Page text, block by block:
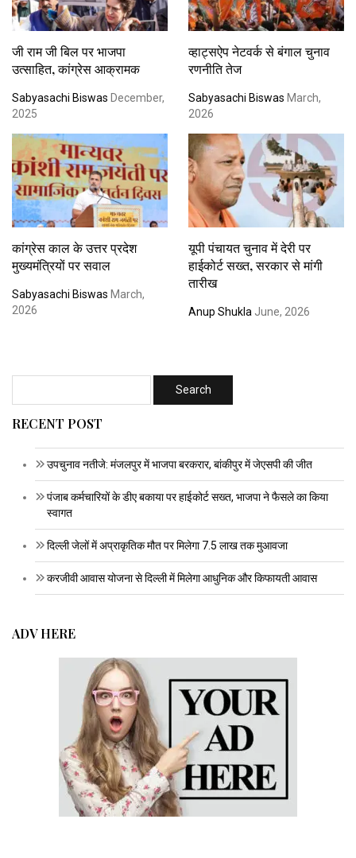
जी राम जी बिल पर भाजपा
उत्साहित, कांग्रेस आक्रामक
Sabyasachi Biswas December,
2025
व्हाट्सऐप नेटवर्क से बंगाल चुनाव
रणनीति तेज
Sabyasachi Biswas March,
2026
कांग्रेस काल के उत्तर प्रदेश
मुख्यमंत्रियों पर सवाल
Sabyasachi Biswas March,
2026
यूपी पंचायत चुनाव में देरी पर
हाईकोर्ट सख्त, सरकार से मांगी
तारीख
Anup Shukla June, 2026
RECENT POST
उपचुनाव नतीजे: मंजलपुर में भाजपा बरकरार, बांकीपुर में जेएसपी की जीत
पंजाब कर्मचारियों के डीए बकाया पर हाईकोर्ट सख्त, भाजपा ने फैसले का किया
स्वागत
दिल्ली जेलों में अप्राकृतिक मौत पर मिलेगा 7.5 लाख तक मुआवजा
करजीवी आवास योजना से दिल्ली में मिलेगा आधुनिक और किफायती आवास
ADV HERE